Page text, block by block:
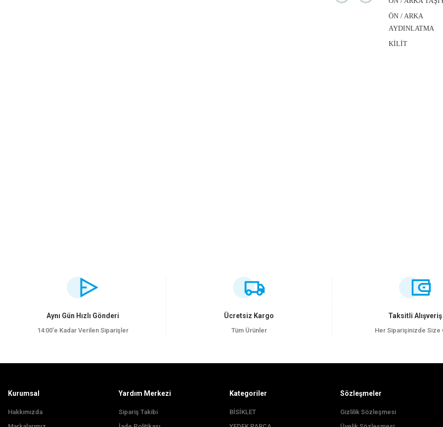
ÖN / ARKA
AYDINLATMA
KİLİT
Görüş ve önerileriniz için teşekkür ederiz.
Ürün açıklamasında eksik bilgiler bulunuyor.
Ürün bilgilerinde hatalar bulunuyor.
Aynı Gün Hızlı Gönderi
14:00’e Kadar Verilen Siparişler
Ücretsiz Kargo
Tüm Ürünler
Taksitli Alışveriş
Her Siparişinizde Size
Kurumsal
Hakkımızda
Yardım Merkezi
Sipariş Takibi
Kategoriler
BİSİKLET
Sözleşmeler
Gizlilik Sözleşmesi